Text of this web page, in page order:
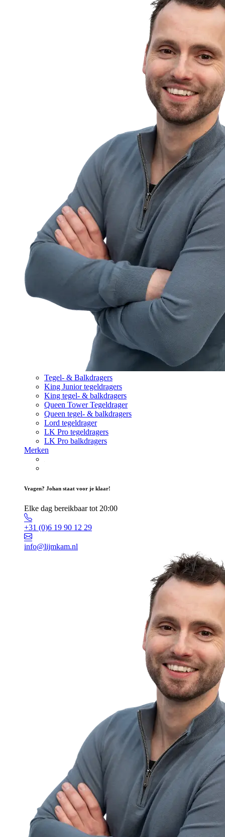
Tegel- & Balkdragers
King Junior tegeldragers
King tegel- & balkdragers
Queen Tower Tegeldrager
Queen tegel- & balkdragers
Lord tegeldrager
LK Pro tegeldragers
LK Pro balkdragers
Merken
Vragen? Johan staat voor je klaar!
Elke dag bereikbaar tot 20:00
+31 (0)6 19 90 12 29
info@lijmkam.nl